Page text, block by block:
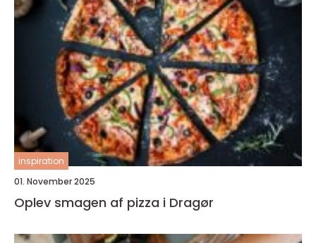
inspiration
01. November 2025
Oplev smagen af pizza i Dragør